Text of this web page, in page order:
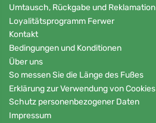
Umtausch, Rückgabe und Reklamation
Loyalitätsprogramm Ferwer
Kontakt
Bedingungen und Konditionen
Über uns
So messen Sie die Länge des Fußes
Erklärung zur Verwendung von Cookies
Schutz personenbezogener Daten
Impressum